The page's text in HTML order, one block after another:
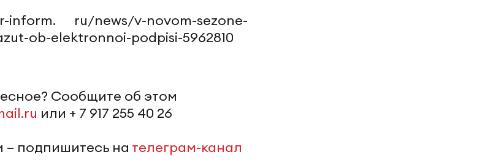
ru/news/v-novom-sezone-
ob-elektronnoi-podpisi-5962810
Сообщите об этом
или + 7 917 255 40 26
– подпишитесь на телеграм-канал